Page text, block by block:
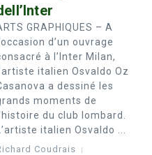
GRAPHIQUES – A
d’un ouvrage
à l’Inter Milan,
italien Osvaldo Oz
a dessiné les
moments de
du club lombard.
L’artiste italien Osvaldo ...
Coudrais